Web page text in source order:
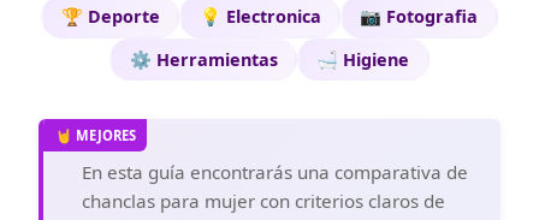
🏆 Deporte
💡 Electronica
📷 Fotografia
⚙️ Herramientas
🛁 Higiene
En esta guía encontrarás una comparativa de
chanclas para mujer con criterios claros de